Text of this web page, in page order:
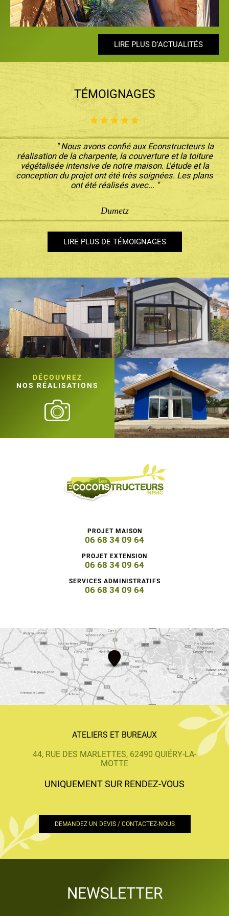
LIRE PLUS D'ACTUALITÉS
LIRE PLUS D'ACTUALITÉS
LIRE PLUS D'ACTUALITÉS
LIRE PLUS D'ACTUALITÉS
LIRE PLUS D'ACTUALITÉS
TÉMOIGNAGES
" Nous avons confié aux Econstructeurs la
réalisation de la charpente, la couverture et la toiture
végétalisée intensive de notre maison. L'étude et la
conception du projet ont été très soignées. Les plans
ont été réalisés avec... "
Dumetz
LIRE PLUS DE TÉMOIGNAGES
DÉCOUVREZ
NOS RÉALISATIONS
PROJET MAISON
06 68 34 09 64
PROJET EXTENSION
06 68 34 09 64
SERVICES ADMINISTRATIFS
06 68 34 09 64
ATELIERS ET BUREAUX
44, RUE DES MARLETTES, 62490 QUIÉRY-LA-
MOTTE
UNIQUEMENT SUR RENDEZ-VOUS
DEMANDEZ UN DEVIS / CONTACTEZ-NOUS
NEWSLETTER